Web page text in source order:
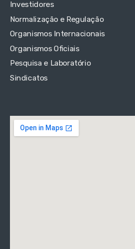
Investidores
Normalização e Regulação
Organismos Internacionais
Organismos Oficiais
Pesquisa e Laboratório
Sindicatos